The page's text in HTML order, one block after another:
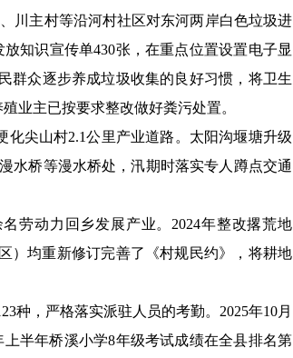
川主村等沿河村社区对东河两岸白色垃圾进
知识宣传单430张，在重点位置设置电子显
群众逐步养成垃圾收集的良好习惯，将卫生
业主已按要求整改做好粪污处置。
化尖山村2.1公里产业道路。太阳沟堰塘升级
水桥等漫水桥处，汛期时落实专人蹲点交通
劳动力回乡发展产业。2024年整改撂荒地
）均重新修订完善了《村规民约》，将耕地
种，严格落实派驻人员的考勤。2025年10月
半年桥溪小学8年级考试成绩在全县排名第